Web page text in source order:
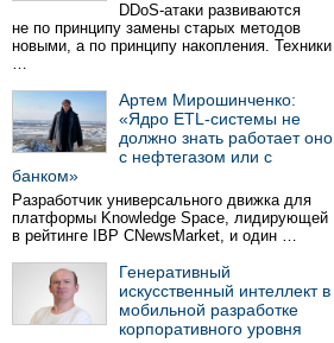
DDoS-атаки развиваются
не по принципу замены старых методов
новыми, а по принципу накопления. Техники
…
Артем Мирошинченко:
«Ядро ETL-системы не
должно знать работает оно
с нефтегазом или с
банком»
Разработчик универсального движка для
платформы Knowledge Space, лидирующей
в рейтинге IBP CNewsMarket, и один …
Генеративный
искусственный интеллект в
мобильной разработке
корпоративного уровня